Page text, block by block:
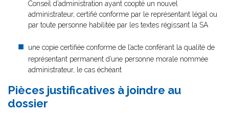
Conseil d’administration ayant coopté un nouvel
administrateur, certifié conforme par le représentant légal ou
par toute personne habilitée par les textes régissant la SA
une copie certifiée conforme de l’acte conférant la qualité de
représentant permanent d’une personne morale nommée
administrateur, le cas échéant
Pièces justificatives à joindre au
dossier